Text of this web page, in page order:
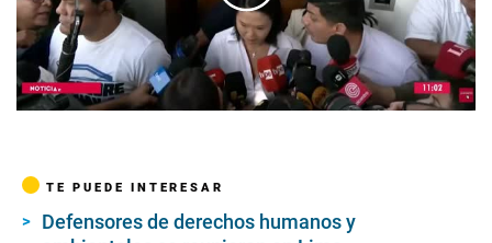
00:00/03:02
TE PUEDE INTERESAR
Defensores de derechos humanos y